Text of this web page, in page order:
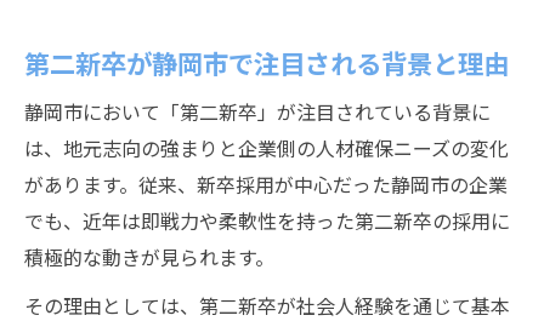
性
第二新卒 静岡での転職がもたらすメリット
静岡市の第二新卒求人に多い条件と働きや
すさ
評判から探る静岡エリアの第二新卒事情
静岡市で語られる第二新卒の評判と実態
第二新卒が静岡市で注目される背景と理由
静岡市において「第二新卒」が注目されている背景に
は、地元志向の強まりと企業側の人材確保ニーズの変化
があります。従来、新卒採用が中心だった静岡市の企業
でも、近年は即戦力や柔軟性を持った第二新卒の採用に
積極的な動きが見られます。
その理由としては、第二新卒が社会人経験を通じて基本